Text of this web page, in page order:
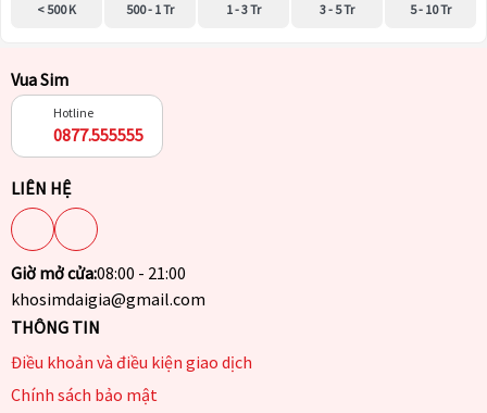
< 500 K 500 - 1 Tr 1 - 3 Tr 3 - 5 Tr 5 - 10 Tr
Vua Sim
Hotline
0877.555555
LIÊN HỆ
Giờ mở cửa:08:00 - 21:00
khosimdaigia@gmail.com
THÔNG TIN
Điều khoản và điều kiện giao dịch
Chính sách bảo mật